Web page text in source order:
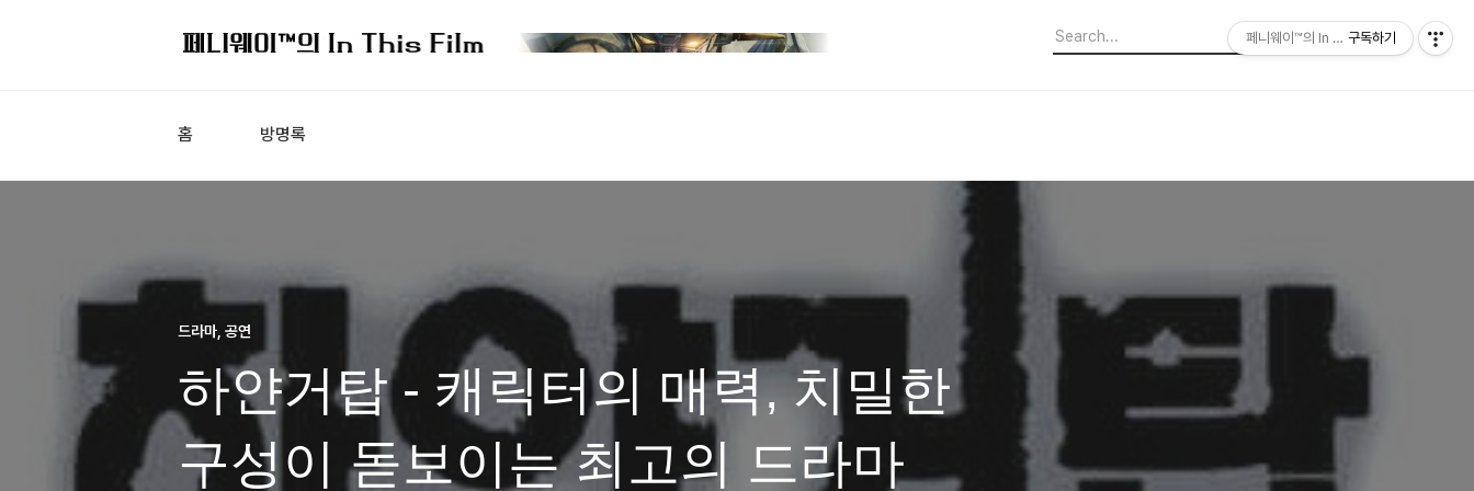
홈 방명록
드라마, 공연
하얀거탑 - 캐릭터의 매력, 치밀한
구성이 돋보이는 최고의 드라마
페니웨이™의 In This Film
구독하기